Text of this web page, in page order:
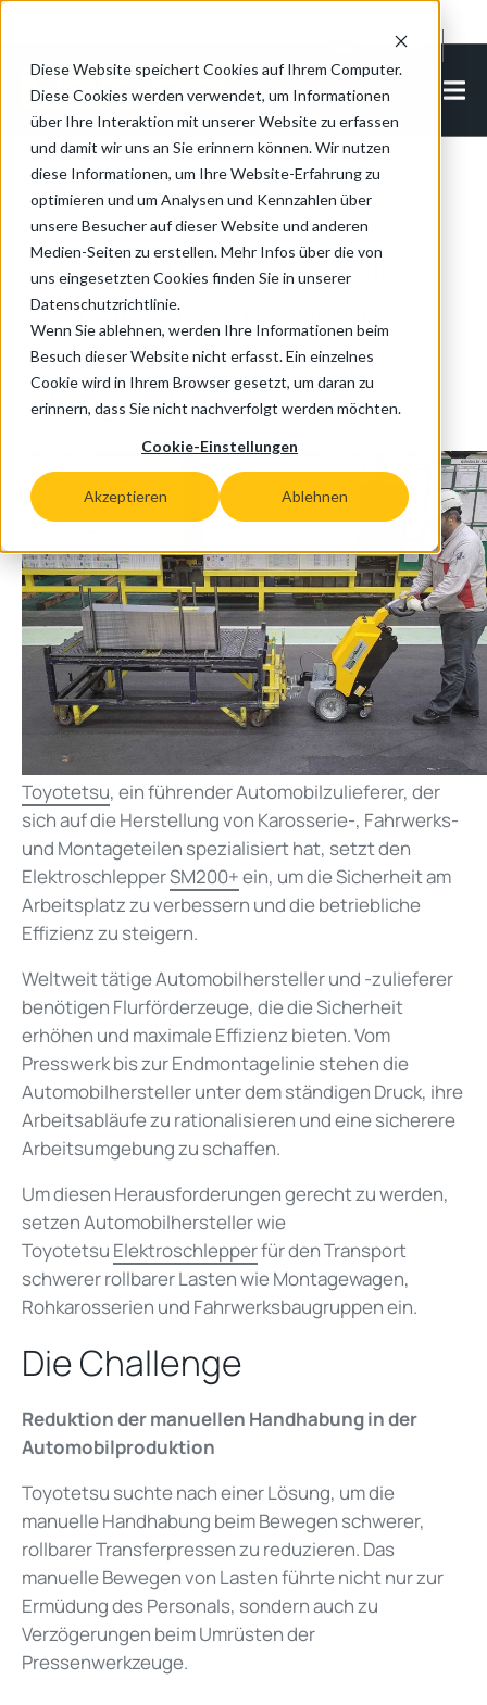
Diese Website speichert Cookies auf Ihrem Computer.
Diese Cookies werden verwendet, um Informationen
über Ihre Interaktion mit unserer Website zu erfassen
und damit wir uns an Sie erinnern können. Wir nutzen
diese Informationen, um Ihre Website-Erfahrung zu
optimieren und um Analysen und Kennzahlen über
unsere Besucher auf dieser Website und anderen
Medien-Seiten zu erstellen. Mehr Infos über die von
uns eingesetzten Cookies finden Sie in unserer
Datenschutzrichtlinie.
Wenn Sie ablehnen, werden Ihre Informationen beim
Besuch dieser Website nicht erfasst. Ein einzelnes
Cookie wird in Ihrem Browser gesetzt, um daran zu
erinnern, dass Sie nicht nachverfolgt werden möchten.
Cookie-Einstellungen
Akzeptieren Ablehnen
DE-DE
Zurück zur Übersicht
Toyotetsu erhöht die
Sicherheit mit dem
SM200+ | Fallstudie -
MasterMover
Toyotetsu, ein führender Automobilzulieferer, der
sich auf die Herstellung von Karosserie-, Fahrwerks-
und Montageteilen spezialisiert hat, setzt den
ElektroschlepperSM200+ein, um die Sicherheit am
Arbeitsplatz zu verbessern und die betriebliche
Effizienz zu steigern.
Weltweit tätige Automobilhersteller und -zulieferer
benötigen Flurförderzeuge, die die Sicherheit
erhöhen und maximale Effizienz bieten. Vom
Presswerk bis zur Endmontagelinie stehen die
Automobilhersteller unter dem ständigen Druck, ihre
Arbeitsabläufe zu rationalisieren und eine sicherere
Arbeitsumgebung zu schaffen.
Um diesen Herausforderungen gerecht zu werden,
setzen Automobilhersteller wie
Toyotetsu Elektroschlepperfür den Transport
schwerer rollbarer Lasten wie Montagewagen,
Rohkarosserien und Fahrwerksbaugruppen ein.
Die Challenge
Reduktion der manuellen Handhabung in der
Automobilproduktion
Toyotetsu suchte nach einer Lösung, um die
manuelle Handhabung beim Bewegen schwerer,
rollbarer Transferpressen zu reduzieren. Das
manuelle Bewegen von Lasten führte nicht nur zur
Ermüdung des Personals, sondern auch zu
Verzögerungen beim Umrüsten der
Pressenwerkzeuge.